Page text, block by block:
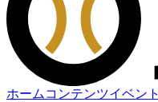
ホーム コンテンツイベント